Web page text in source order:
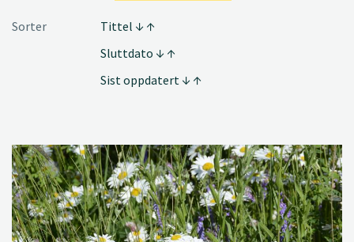
Sorter
Tittel
Sluttdato
Sist oppdatert